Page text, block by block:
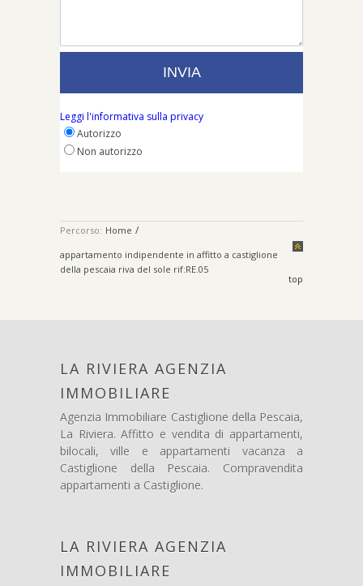
Leggi l'informativa sulla privacy
Autorizzo
Non autorizzo
Percorso: Home /
appartamento indipendente in affitto a castiglione
della pescaia riva del sole rif:RE.05
top
LA RIVIERA AGENZIA
IMMOBILIARE
Agenzia Immobiliare Castiglione della Pescaia,
La Riviera. Affitto e vendita di appartamenti,
bilocali, ville e appartamenti vacanza a
Castiglione della Pescaia. Compravendita
appartamenti a Castiglione.
LA RIVIERA AGENZIA
IMMOBILIARE